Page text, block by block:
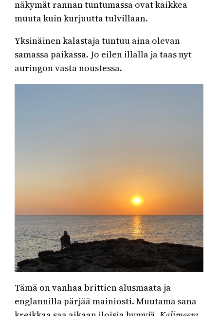
näkymät rannan tuntumassa ovat kaikkea
muuta kuin kurjuutta tulvillaan.
Yksinäinen kalastaja tuntuu aina olevan
samassa paikassa. Jo eilen illalla ja taas nyt
auringon vasta noustessa.
Tämä on vanhaa brittien alusmaata ja
englannilla pärjää mainiosti. Muutama sana